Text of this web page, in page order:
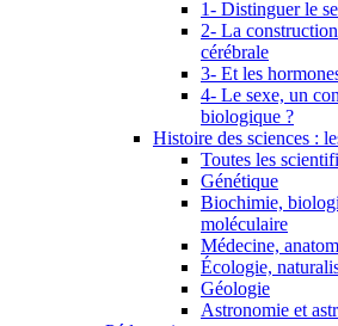
1- Distinguer le
2- La
cérébrale
3- Et les
4- Le sexe, un
biologique ?
Histoire des sciences :
Toutes les
Génétique
Biochimie,
moléculaire
Médecine,
Écologie,
Géologie
Astronomie et